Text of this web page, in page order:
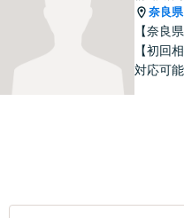
奈良県
【奈良
【初回
対応可